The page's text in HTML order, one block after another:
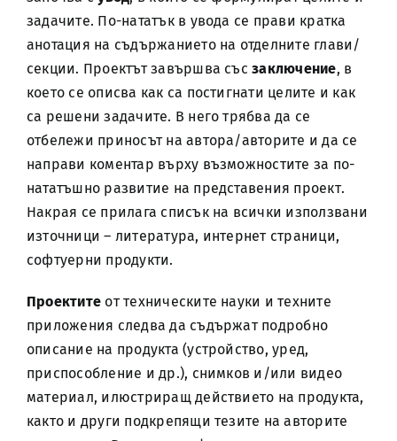
задачите. По-нататък в увода се прави кратка
анотация на съдържанието на отделните глави/
секции. Проектът завършва съсзаключение, в
което се описва как са постигнати целите и как
са решени задачите. В него трябва да се
отбележи приносът на автора/авторите и да се
направи коментар върху възможностите за по-
нататъшно развитие на представения проект.
Накрая се прилага списък на всички използвани
източници – литература, интернет страници,
софтуерни продукти.
Проектите от техническите науки и техните
приложения следва да съдържат подробно
описание на продукта (устройство, уред,
приспособление и др.), снимков и/или видео
материал, илюстриращ действието на продукта,
както и други подкрепящи тезите на авторите